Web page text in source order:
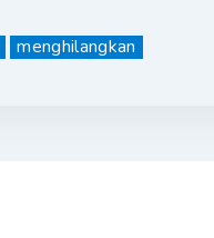
menghilangkan